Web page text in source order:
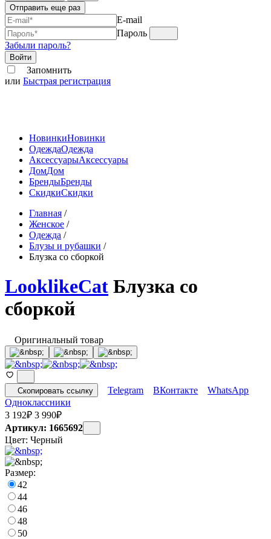
Отправить еще раз
E-mail
Пароль
Забыли пароль?
Войти
Запомнить
или Быстрая регистрация
НовинкиНовинки
ОдеждаОдежда
АксессуарыАксессуары
ДомДом
БрендыБренды
СкидкиСкидки
Главная /
Женское /
Одежда /
Блузы и рубашки /
Блузка со сборкой
LooklikeCat Блузка со
сборкой
Оригинальный товар
Скопировать ссылку Telegram ВКонтакте
WhatsApp
Одноклассники
3 192₽ 3 990₽
Артикул: 1665692
Цвет: Черный
Размер:
42
44
46
48
50